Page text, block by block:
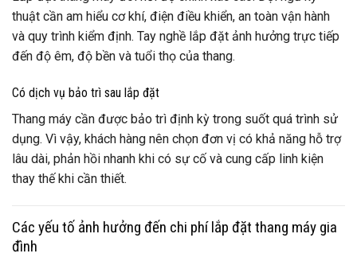
thuật cần am hiểu cơ khí, điện điều khiển, an toàn vận hành
và quy trình kiểm định. Tay nghề lắp đặt ảnh hưởng trực tiếp
đến độ êm, độ bền và tuổi thọ của thang.
Có dịch vụ bảo trì sau lắp đặt
Thang máy cần được bảo trì định kỳ trong suốt quá trình sử
dụng. Vì vậy, khách hàng nên chọn đơn vị có khả năng hỗ trợ
lâu dài, phản hồi nhanh khi có sự cố và cung cấp linh kiện
thay thế khi cần thiết.
Các yếu tố ảnh hưởng đến chi phí lắp đặt thang máy gia
đình